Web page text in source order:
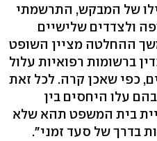
של המבקש, התרשמתי
ולצדדים שלישיים
ההחלטה מציין השופט
ברשומות רפואיות עלול
כפי שאכן קרה. לכל זאת
עלו היחסים בין
בית המשפט תהא שלא
בדרך של סעד זמני".